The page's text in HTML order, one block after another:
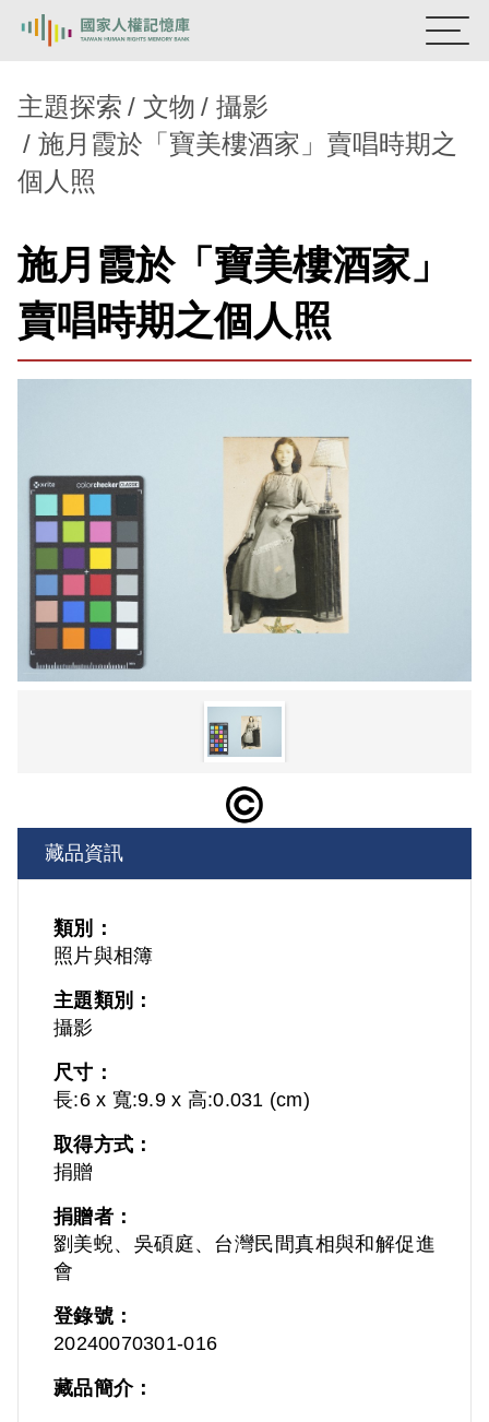
熱門關鍵字：陳孟和 李舜治 鹿窟事件
安康接待室
新生訓導處
背景知識
關於我們
主題探索 文物
攝影
施月霞於「寶美樓酒家」賣唱時期之
個人照
施月霞於「寶美樓酒家」
賣唱時期之個人照
藏品資訊
類別：
照片與相簿
主題類別：
攝影
尺寸：
長:6 x 寬:9.9 x 高:0.031 (cm)
取得方式：
捐贈
捐贈者：
劉美蜺、吳碩庭、台灣民間真相與和解促進
會
登錄號：
20240070301-016
藏品簡介：